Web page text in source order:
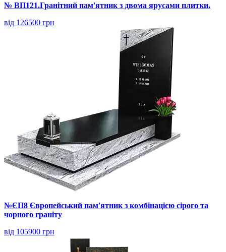
№ ВП121.Гранітний пам'ятник з двома ярусами плитки.
від 126500 грн
№ЄП8 Європейський пам'ятник з комбінацією сірого та
чорного граніту
від 105900 грн